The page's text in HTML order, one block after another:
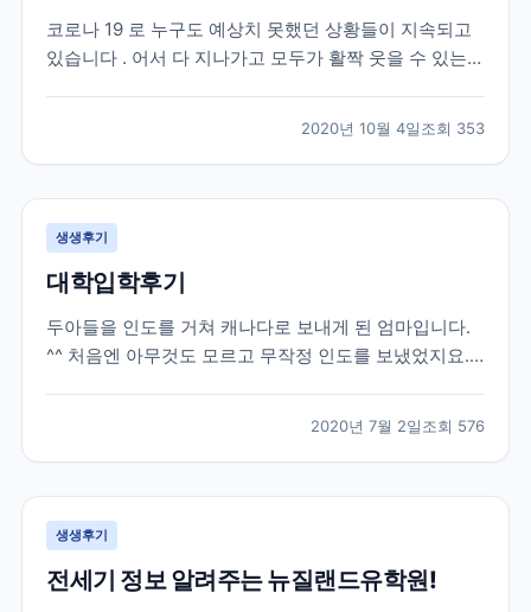
코로나 19 로 누구도 예상치 못했던 상황들이 지속되고
있습니다 . 어서 다 지나가고 모두가 활짝 웃을 수 있는
들이 제 후기를 통해 결정하시는 데 조금이나마 도움이
되길 바라는 마음에 글을 올려 봅니다 . 제...
2020년 10월 4일조회 353
생생후기
대학입학후기
두아들을 인도를 거쳐 캐나다로 보내게 된 엄마입니다.
^^ 처음엔 아무것도 모르고 무작정 인도를 보냈었지요.
니다. 그러다가 큰아들이 캐나다에 정착하고싶고, 워터
루대학교를 목표로 가고싶다하길래 브레이크에듀를 알
게 되었고,...
2020년 7월 2일조회 576
생생후기
전세기 정보 알려주는 뉴질랜드유학원!